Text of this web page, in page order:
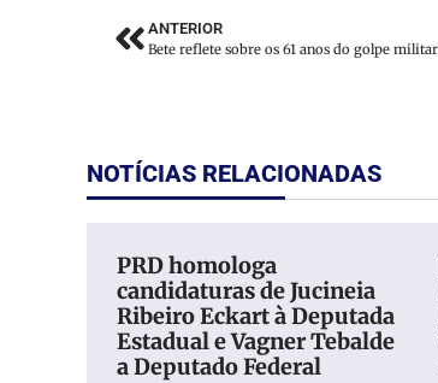
ANTERIOR
NOTÍCIAS RELACIONADAS
PRD homologa
candidaturas de Jucineia
Ribeiro Eckart à Deputada
Estadual e Vagner Tebalde
a Deputado Federal